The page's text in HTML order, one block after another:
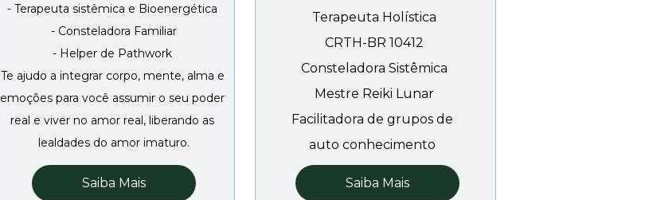
- Terapeuta sistêmica e Bioenergética
- Consteladora Familiar
- Helper de Pathwork
Te ajudo a integrar corpo, mente, alma e
emoções para você assumir o seu poder
real e viver no amor real, liberando as
lealdades do amor imaturo.
Terapeuta Holística
CRTH-BR 10412
Consteladora Sistêmica
Mestre Reiki Lunar
Facilitadora de grupos de
auto conhecimento
Saiba Mais Saiba Mais